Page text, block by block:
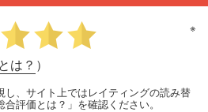
は？ ）
※
し、サイト上ではレイティングの読み替
評価とは？」を確認ください。